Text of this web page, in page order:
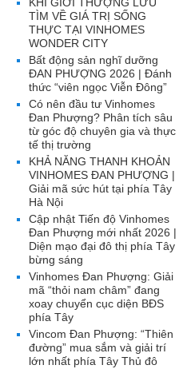
KHI GIỚI THƯỢNG LƯU
TÌM VỀ GIÁ TRỊ SỐNG
THỰC TẠI VINHOMES
WONDER CITY
Bất động sản nghĩ dưỡng
ĐAN PHƯỢNG 2026 | Đánh
thức “viên ngọc Viễn Đông”
Có nên đầu tư Vinhomes
Đan Phượng? Phân tích sâu
từ góc độ chuyên gia và thực
tế thị trường
KHẢ NĂNG THANH KHOẢN
VINHOMES ĐAN PHƯỢNG |
Giải mã sức hút tại phía Tây
Hà Nội
Cập nhật Tiến độ Vinhomes
Đan Phượng mới nhất 2026 |
Diện mạo đại đô thị phía Tây
bừng sáng
Vinhomes Đan Phượng: Giải
mã “thỏi nam châm” đang
xoay chuyển cục diện BĐS
phía Tây
Vincom Đan Phượng: “Thiên
đường” mua sắm và giải trí
lớn nhất phía Tây Thủ đô